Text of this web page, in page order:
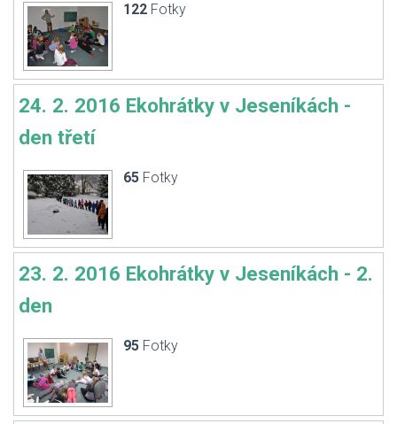
122 Fotky
24. 2. 2016 Ekohrátky v Jeseníkách -
den třetí
65 Fotky
23. 2. 2016 Ekohrátky v Jeseníkách - 2.
den
95 Fotky